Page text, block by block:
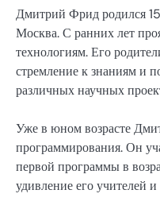
Дмитрий Фрид родился
Москва. С ранних лет
технологиям. Его
стремление к знаниям и
различных научных
Уже в юном возрасте
программирования. Он
первой программы в
удивление его учителей